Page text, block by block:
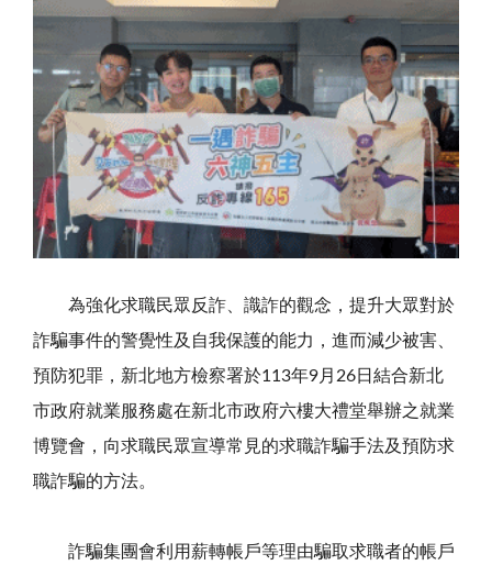
為強化求職民眾反詐、識詐的觀念，提升大眾對於
詐騙事件的警覺性及自我保護的能力，進而減少被害、
預防犯罪，新北地方檢察署於113年9月26日結合新北
市政府就業服務處在新北市政府六樓大禮堂舉辦之就業
博覽會，向求職民眾宣導常見的求職詐騙手法及預防求
職詐騙的方法。
詐騙集團會利用薪轉帳戶等理由騙取求職者的帳戶